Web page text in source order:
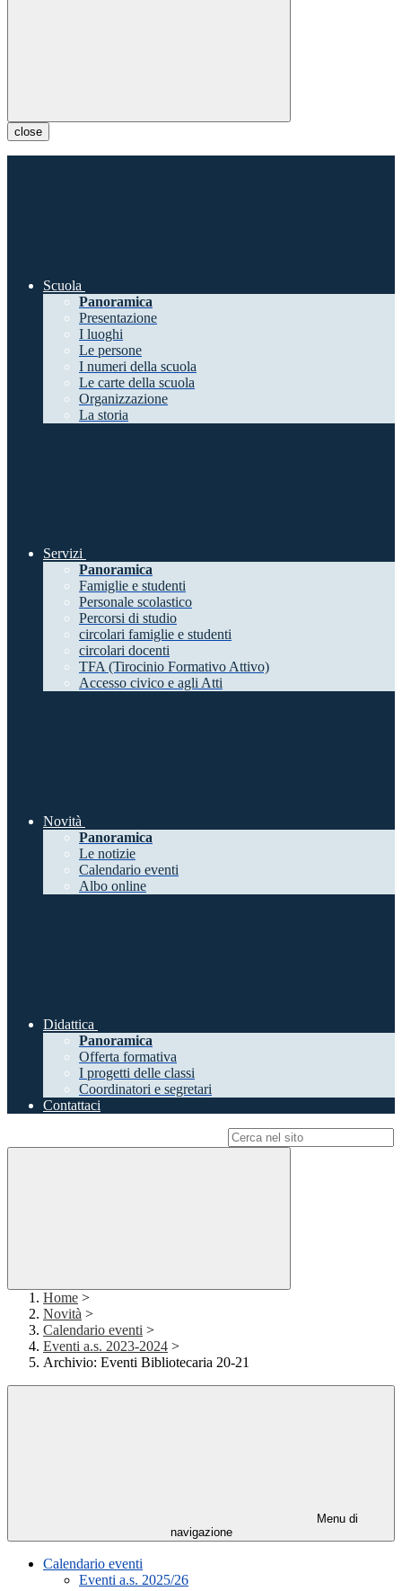
close
Scuola
Panoramica
Presentazione
I luoghi
Le persone
I numeri della scuola
Le carte della scuola
Organizzazione
La storia
Servizi
Panoramica
Famiglie e studenti
Personale scolastico
Percorsi di studio
circolari famiglie e studenti
circolari docenti
TFA (Tirocinio Formativo Attivo)
Accesso civico e agli Atti
Novità
Panoramica
Le notizie
Calendario eventi
Albo online
Didattica
Panoramica
Offerta formativa
I progetti delle classi
Coordinatori e segretari
Contattaci
Home >
Novità >
Calendario eventi >
Eventi a.s. 2023-2024 >
Archivio: Eventi Bibliotecaria 20-21
Menu di
navigazione
Calendario eventi
Eventi a.s. 2025/26